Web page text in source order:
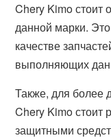
Chery Kimo стоит
данной марки.
качестве
выполняющих
Также, для более
Chery Kimo стоит
защитными